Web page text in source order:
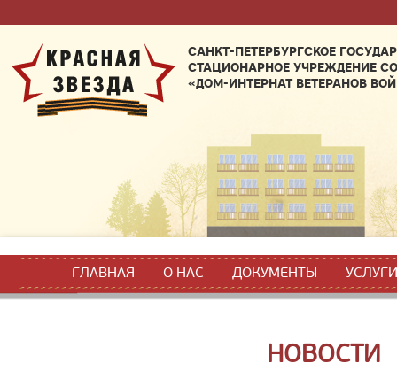
САНКТ-ПЕТЕРБУРГСКОЕ
СТАЦИОНАРНОЕ УЧРЕЖДЕНИЕ
«ДОМ-ИНТЕРНАТ ВЕТЕРАНОВ
ГЛАВНАЯ О НАС ДОКУМЕНТЫ УСЛУГИ
НОВОСТИ